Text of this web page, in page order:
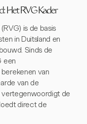
Het RVG Kader
(RVG) is de basis
in Duitsland en
Sinds de
een
van
van de
de
direct de